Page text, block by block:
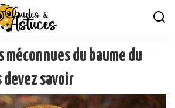
du baume du
savoir